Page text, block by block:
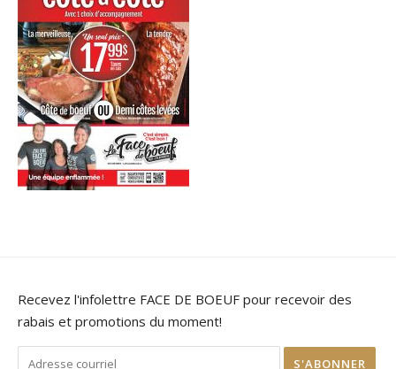
Recevez l'infolettre FACE DE BOEUF pour recevoir des
rabais et promotions du moment!